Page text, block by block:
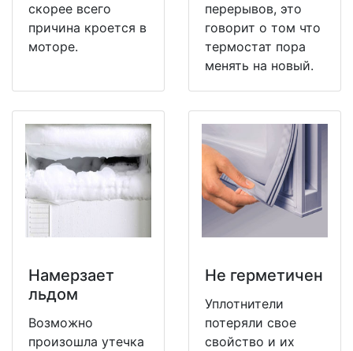
скорее всего
причина кроется в
моторе.
перерывов, это
говорит о том что
термостат пора
менять на новый.
Намерзает
льдом
Возможно
произошла утечка
Не герметичен
Уплотнители
потеряли свое
свойство и их